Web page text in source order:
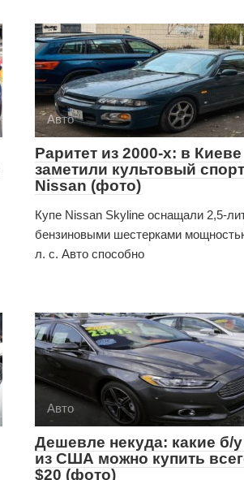
Авто
Раритет из 2000-х: в Киеве
заметили культовый
Nissan (фото)
Купе Nissan Skyline оснащали 2,5-
бензиновыми шестерками
л. с. Авто способно
Авто
Дешевле некуда: какие б/у
из США можно купить
$20 (фото)